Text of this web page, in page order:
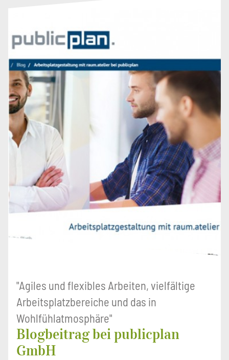
"Agiles und flexibles Arbeiten, vielfältige
Arbeitsplatzbereiche und das in
Wohlfühlatmosphäre"
Blogbeitrag bei publicplan
GmbH